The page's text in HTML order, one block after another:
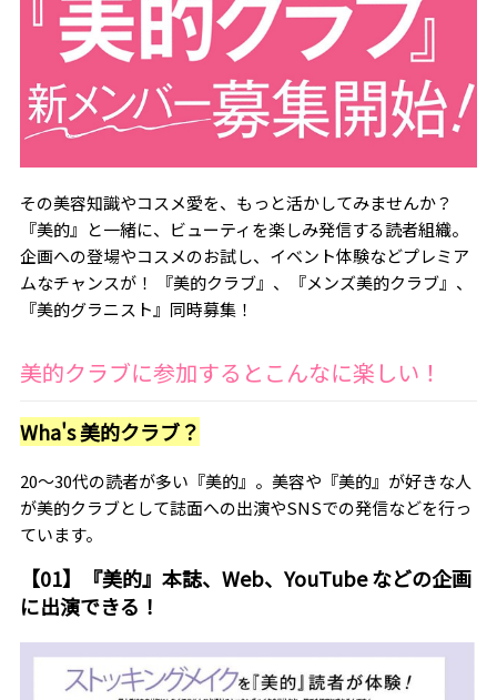
その美容知識やコスメ愛を、もっと活かしてみませんか？
『美的』と一緒に、ビューティを楽しみ発信する読者組織。
企画への登場やコスメのお試し、イベント体験などプレミア
ムなチャンスが！ 『美的クラブ』、『メンズ美的クラブ』、
『美的グラニスト』同時募集！
美的クラブに参加するとこんなに楽しい！
Wha's 美的クラブ？
20～30代の読者が多い『美的』。美容や『美的』が好きな人
が美的クラブとして誌面への出演やSNSでの発信などを行っ
ています。
【01】『美的』本誌、Web、YouTube などの企画
に出演できる！